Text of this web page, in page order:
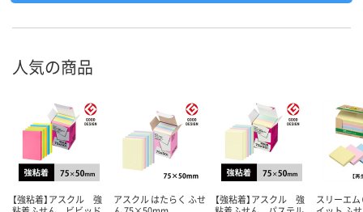
人気の商品
【強粘着】アスクル 強
アスクル はたらく ふせ
【強粘着】アスクル 強
スリーエム